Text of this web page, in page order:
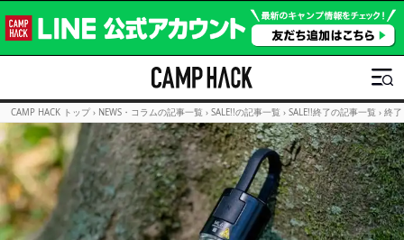
CAMP HACK トップ › NEWS・コラムの記事一覧 › SALE!!の記事一覧 › SALE!!終了の記事一覧 › 終